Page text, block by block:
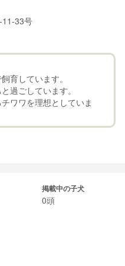
33号
育しています。
過ごしています。
ワワを理想としていま
掲載中の子犬
0頭